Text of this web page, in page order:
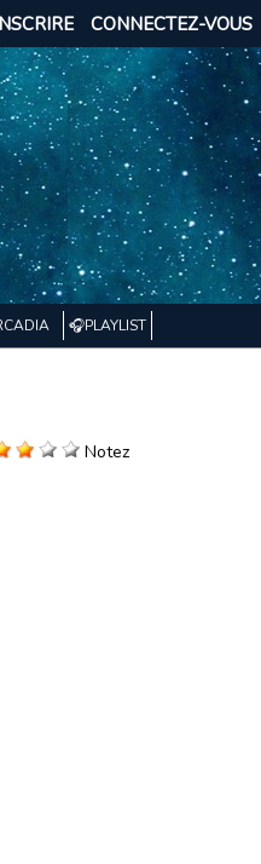
CONNECTEZ-VOUS
🎧PLAYLIST
Notez